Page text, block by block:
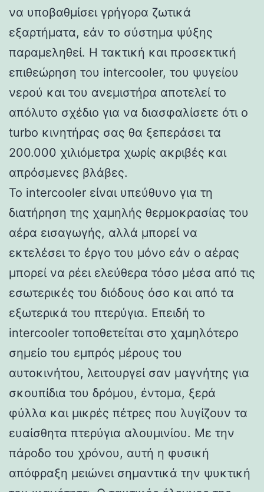
να υποβαθμίσει γρήγορα ζωτικά
εξαρτήματα, εάν το σύστημα ψύξης
παραμεληθεί. Η τακτική και προσεκτική
επιθεώρηση του intercooler, του ψυγείου
νερού και του ανεμιστήρα αποτελεί το
απόλυτο σχέδιο για να διασφαλίσετε ότι ο
turbo κινητήρας σας θα ξεπεράσει τα
200.000 χιλιόμετρα χωρίς ακριβές και
απρόσμενες βλάβες.
Το intercooler είναι υπεύθυνο για τη
διατήρηση της χαμηλής θερμοκρασίας του
αέρα εισαγωγής, αλλά μπορεί να
εκτελέσει το έργο του μόνο εάν ο αέρας
μπορεί να ρέει ελεύθερα τόσο μέσα από τις
εσωτερικές του διόδους όσο και από τα
εξωτερικά του πτερύγια. Επειδή το
intercooler τοποθετείται στο χαμηλότερο
σημείο του εμπρός μέρους του
αυτοκινήτου, λειτουργεί σαν μαγνήτης για
σκουπίδια του δρόμου, έντομα, ξερά
φύλλα και μικρές πέτρες που λυγίζουν τα
ευαίσθητα πτερύγια αλουμινίου. Με την
πάροδο του χρόνου, αυτή η φυσική
απόφραξη μειώνει σημαντικά την ψυκτική